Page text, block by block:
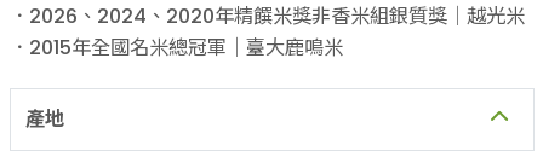
．2026、2024、2020年精饌米獎非香米組銀質獎｜越光米
．2015年全國名米總冠軍｜臺大鹿鳴米
產地